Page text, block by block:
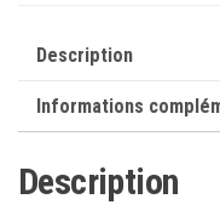
Description
Informations
Description